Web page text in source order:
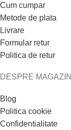
Cum cumpar
Metode de plata
Livrare
Formular retur
Politica de retur
DESPRE MAGAZIN
Blog
Politica cookie
Confidentialitate